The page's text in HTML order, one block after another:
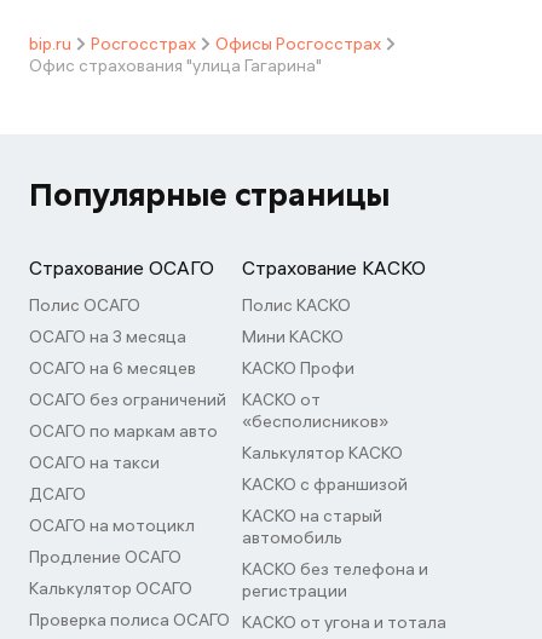
bip.ru Росгосстрах
Офисы Росгосстрах
Офис страхования "улица Гагарина"
Популярные страницы
Страхование ОСАГО
Полис ОСАГО
ОСАГО на 3 месяца
ОСАГО на 6 месяцев
ОСАГО без ограничений
ОСАГО по маркам авто
ОСАГО на такси
ДСАГО
ОСАГО на мотоцикл
Продление ОСАГО
Калькулятор ОСАГО
Проверка полиса ОСАГО
Страхование КАСКО
Полис КАСКО
Мини КАСКО
КАСКО Профи
КАСКО от
«бесполисников»
Калькулятор КАСКО
КАСКО с франшизой
КАСКО на старый
автомобиль
КАСКО без телефона и
регистрации
КАСКО от угона и тотала